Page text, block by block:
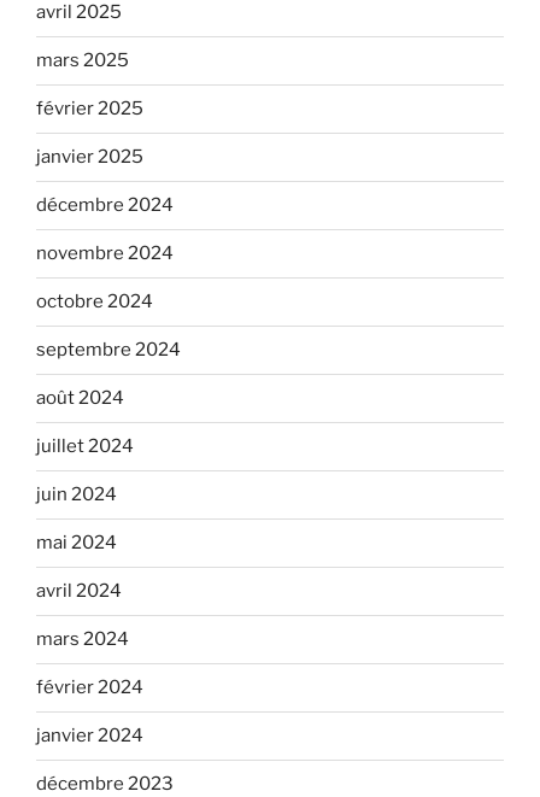
avril 2025
mars 2025
février 2025
janvier 2025
décembre 2024
novembre 2024
octobre 2024
septembre 2024
août 2024
juillet 2024
juin 2024
mai 2024
avril 2024
mars 2024
février 2024
janvier 2024
décembre 2023